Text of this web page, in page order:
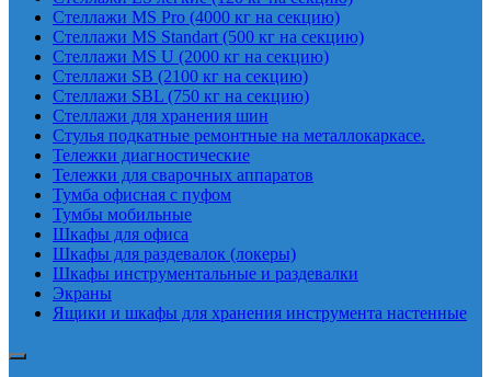
Стеллажи MS Pro (4000 кг на секцию)
Стеллажи MS Standart (500 кг на секцию)
Стеллажи MS U (2000 кг на секцию)
Стеллажи SB (2100 кг на секцию)
Стеллажи SBL (750 кг на секцию)
Стеллажи для хранения шин
Стулья подкатные ремонтные на металлокаркасе.
Тележки диагностические
Тележки для сварочных аппаратов
Тумба офисная с пуфом
Тумбы мобильные
Шкафы для офиса
Шкафы для раздевалок (локеры)
Шкафы инструментальные и раздевалки
Экраны
Ящики и шкафы для хранения инструмента настенные